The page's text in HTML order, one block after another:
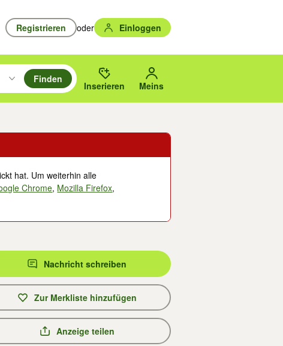
Registrieren oder Einloggen
durchsuchen und mit Eingabetaste auswählen.
um zu suchen, oder Vorschläge mit den Pfeiltasten nach oben/
des gewählten Orts oder PLZ.
Finden
Inserieren Meins
hat. Um weiterhin alle
Chrome, Mozilla Firefox,
Nachricht schreiben
Zur Merkliste hinzufügen
Anzeige teilen